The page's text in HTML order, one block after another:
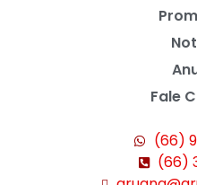
Fale
(66)
(66)